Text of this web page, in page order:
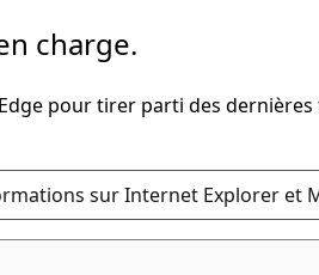
charge.
pour tirer parti des
sur Internet Explorer et